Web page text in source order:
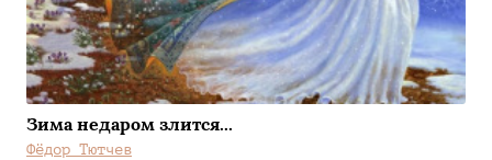
Зима недаром злится...
Фёдор Тютчев